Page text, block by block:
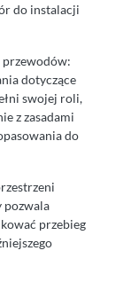
do instalacji
dotyczące
swojej roli,
z zasadami
do
pozwala
przebieg